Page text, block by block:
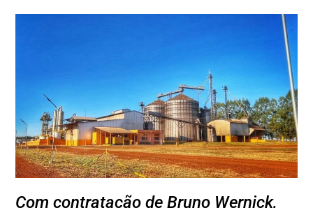
Com contratação de Bruno Wernick,